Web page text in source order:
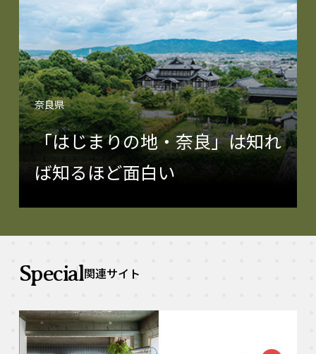
奈良県
「はじまりの地・奈良」は知れ
ば知るほど面白い
Special関連サイト